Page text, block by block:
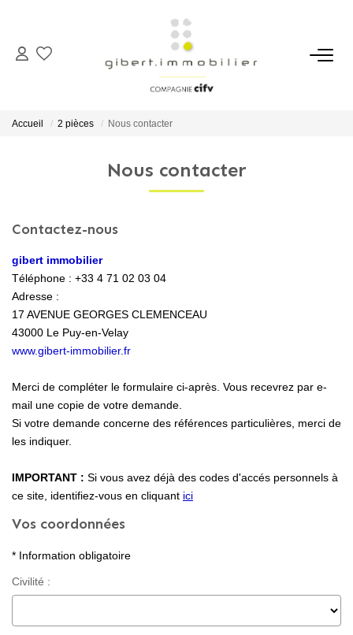
ACHETER
Maisons
Locaux Professionnels
Parkings
Maisons
Dossier De Candidature
ESTIMER
Accueil 2 pièces Nous contacter
Nous contacter
Contactez-nous
gibert immobilier
Téléphone : +33 4 71 02 03 04
Adresse :
17 AVENUE GEORGES CLEMENCEAU
43000 Le Puy-en-Velay
www.gibert-immobilier.fr
Merci de compléter le formulaire ci-après. Vous recevrez par e-
mail une copie de votre demande.
Si votre demande concerne des références particulières, merci de
les indiquer.
IMPORTANT : Si vous avez déjà des codes d'accés personnels à
ce site, identifiez-vous en cliquant ici
Vos coordonnées
* Information obligatoire
Civilité :